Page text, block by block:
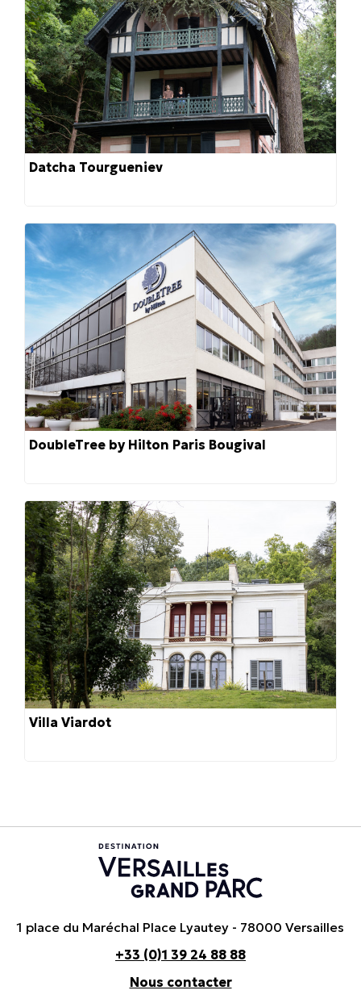
Datcha Tourgueniev
DoubleTree by Hilton Paris Bougival
Villa Viardot
1 place du Maréchal Place Lyautey - 78000 Versailles
+33 (0)1 39 24 88 88
Nous contacter